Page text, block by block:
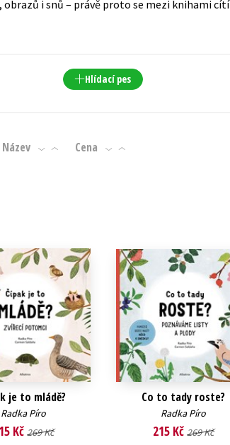
literatura
a životní styl
i snů – právě proto se mezi knihami cítí
Hlídací pes
Název Cena
je to mládě?
Radka Píro
Kč269 Kč
Co to tady roste?
Radka Píro
215 Kč 269 Kč